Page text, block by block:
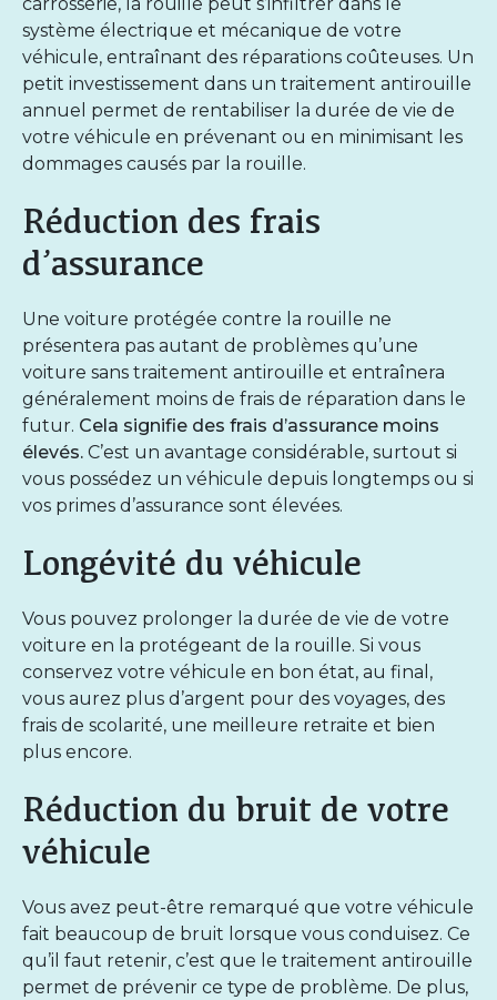
système électrique et mécanique de votre
véhicule, entraînant des réparations coûteuses. Un
petit investissement dans un traitement antirouille
annuel permet de rentabiliser la durée de vie de
votre véhicule en prévenant ou en minimisant les
dommages causés par la rouille.
Réduction des frais
d’assurance
Une voiture protégée contre la rouille ne
présentera pas autant de problèmes qu’une
voiture sans traitement antirouille et entraînera
généralement moins de frais de réparation dans le
futur. Cela signifie des frais d’assurance moins
élevés. C’est un avantage considérable, surtout si
vous possédez un véhicule depuis longtemps ou si
vos primes d’assurance sont élevées.
Longévité du véhicule
Vous pouvez prolonger la durée de vie de votre
voiture en la protégeant de la rouille. Si vous
conservez votre véhicule en bon état, au final,
vous aurez plus d’argent pour des voyages, des
frais de scolarité, une meilleure retraite et bien
plus encore.
Réduction du bruit de votre
véhicule
Vous avez peut-être remarqué que votre véhicule
fait beaucoup de bruit lorsque vous conduisez. Ce
qu’il faut retenir, c’est que le traitement antirouille
permet de prévenir ce type de problème. De plus,